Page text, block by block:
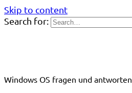
Skip to content
Search for:
Windows OS fragen und antworten